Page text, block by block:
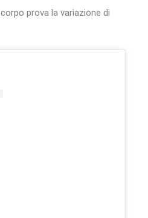
prova la variazione di